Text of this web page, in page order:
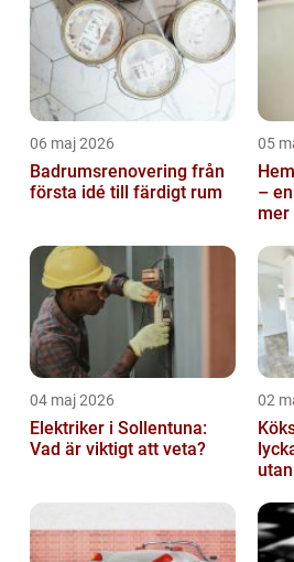
06 maj 2026
Badrumsrenovering från
första idé till färdigt rum
05
–
mer
04 maj 2026
Elektriker i Sollentuna:
Vad är viktigt att veta?
02